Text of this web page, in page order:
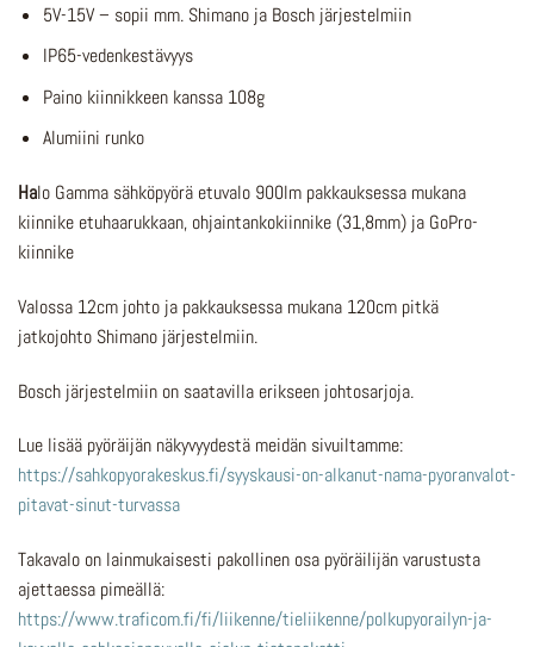
5V-15V – sopii mm. Shimano ja Bosch järjestelmiin
IP65-vedenkestävyys
Paino kiinnikkeen kanssa 108g
Alumiini runko
Halo Gamma sähköpyörä etuvalo 900lm pakkauksessa mukana
kiinnike etuhaarukkaan, ohjaintankokiinnike (31,8mm) ja GoPro-
kiinnike
Valossa 12cm johto ja pakkauksessa mukana 120cm pitkä
jatkojohto Shimano järjestelmiin.
Bosch järjestelmiin on saatavilla erikseen johtosarjoja.
Lue lisää pyöräijän näkyvyydestä meidän sivuiltamme:
https://sahkopyorakeskus.fi/syyskausi-on-alkanut-nama-pyoranvalot-
pitavat-sinut-turvassa
Takavalo on lainmukaisesti pakollinen osa pyöräilijän varustusta
ajettaessa pimeällä:
https://www.traficom.fi/fi/liikenne/tieliikenne/polkupyorailyn-ja-